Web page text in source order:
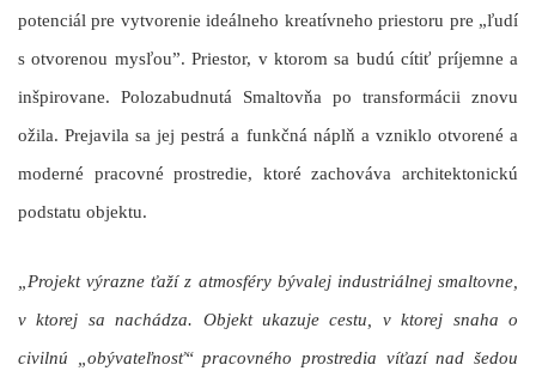
potenciál pre vytvorenie ideálneho kreatívneho priestoru pre „ľudí
s otvorenou mysľou”. Priestor, v ktorom sa budú cítiť príjemne a
inšpirovane. Polozabudnutá Smaltovňa po transformácii znovu
ožila. Prejavila sa jej pestrá a funkčná náplň a vzniklo otvorené a
moderné pracovné prostredie, ktoré zachováva architektonickú
podstatu objektu.
„Projekt výrazne ťaží z atmosféry bývalej industriálnej smaltovne,
v ktorej sa nachádza. Objekt ukazuje cestu, v ktorej snaha o
civilnú „obývateľnosť“ pracovného prostredia víťazí nad šedou